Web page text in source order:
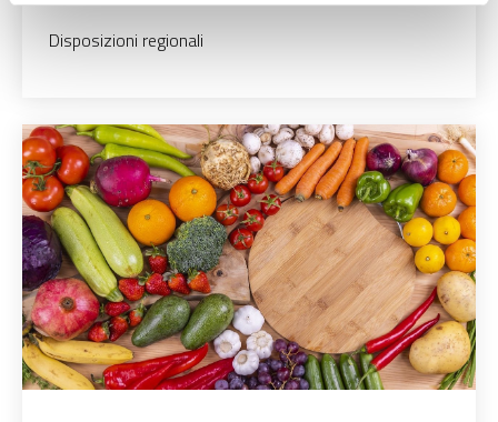
Disposizioni regionali